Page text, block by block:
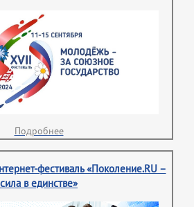
Подробнее
фестиваль «Поколение.RU –
сила в единстве»